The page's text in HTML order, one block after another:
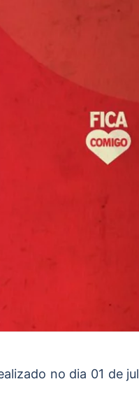
no dia 01 de